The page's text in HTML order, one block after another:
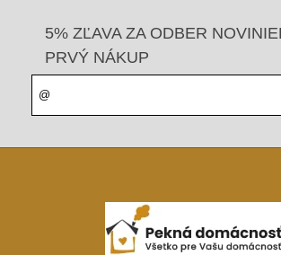
5% ZĽAVA ZA ODBER
PRVÝ NÁKUP